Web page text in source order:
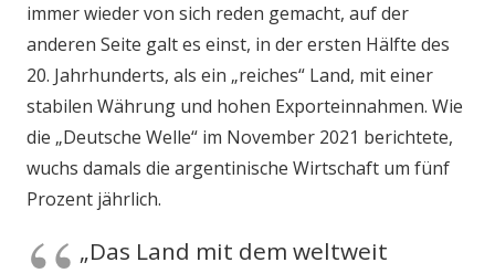
immer wieder von sich reden gemacht, auf der
anderen Seite galt es einst, in der ersten Hälfte des
20. Jahrhunderts, als ein „reiches“ Land, mit einer
stabilen Währung und hohen Exporteinnahmen. Wie
die „Deutsche Welle“ im November 2021 berichtete,
wuchs damals die argentinische Wirtschaft um fünf
Prozent jährlich.
„Das Land mit dem weltweit